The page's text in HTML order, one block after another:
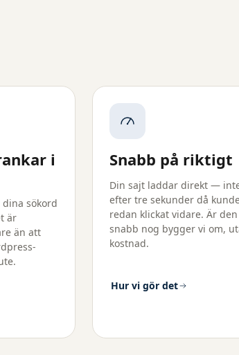
i
sökord
är
än att
Snabb på riktigt
Din sajt laddar direkt —
efter tre sekunder då
redan klickat vidare. Är
snabb nog bygger vi om,
kostnad.
Hur vi gör det